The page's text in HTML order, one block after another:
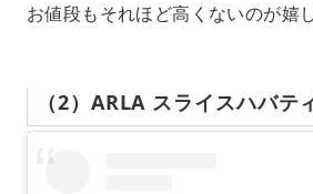
お値段もそれほど高くないのが嬉
（2）ARLA スライスハバテ